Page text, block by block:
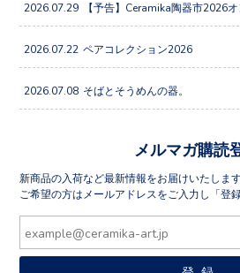
2026.07.29 【予告】Ceramika陶器市2026
2026.07.22 ペアコレクション2026
2026.07.08 そばとそうめんの器。
メルマガ購読
新商品の入荷など最新情報をお届けいたします
ご希望の方はメールアドレスをご入力し「登